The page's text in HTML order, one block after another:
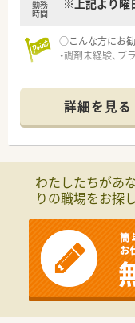
M&Aだけでは
■社長も薬剤師で
業を目指してい
箋を主に応需し
と距離が近く、
■ノルマなども
という意見が圧
業界では高水準
勤務
時間
※上記より曜
○こんな方にお
・調剤未経験、
詳細を見る
わたしたちがあ
りの職場をお探